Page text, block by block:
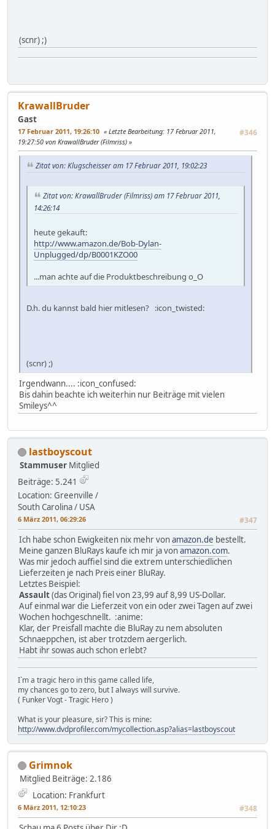
(scnr) ;)
KrawallBruder
Gast
17 Februar 2011, 19:26:10 #346
Letzte Bearbeitung: 17 Februar 2011,
19:27:50 von KrawallBruder (Filmriss)
Zitat von: Klugscheisser am 17 Februar 2011, 19:02:23
Zitat von: KrawallBruder (Filmriss) am 17 Februar 2011,
14:26:14
heute gekauft:
http://www.amazon.de/Bob-Dylan-
Unplugged/dp/B0001KZO00
...man achte auf die Produktbeschreibung o_O
D.h. du kannst bald hier mitlesen? :icon_twisted:
(scnr) ;)
Irgendwann.... :icon_confused:
Bis dahin beachte ich weiterhin nur Beiträge mit vielen
Smileys^^
lastboyscout
Stammuser Mitglied
Beiträge: 5.241
Location: Greenville /
South Carolina / USA
6 März 2011, 06:29:26 #347
Ich habe schon Ewigkeiten nix mehr vonamazon.de bestellt.
Meine ganzen BluRays kaufe ich mir ja vonamazon.com.
Was mir jedoch auffiel sind die extrem unterschiedlichen
Lieferzeiten je nach Preis einer BluRay.
Letztes Beispiel:
Assault(das Original) fiel von 23,99 auf 8,99 US-Dollar.
Auf einmal war die Lieferzeit von ein oder zwei Tagen auf zwei
Wochen hochgeschnellt. :anime:
Klar, der Preisfall machte die BluRay zu nem absoluten
Schnaeppchen, ist aber trotzdem aergerlich.
Habt ihr sowas auch schon erlebt?
I`m a tragic hero in this game called life,
my chances go to zero, but I always will survive.
( Funker Vogt - Tragic Hero )
What is your pleasure, sir? This is mine:
http://www.dvdprofiler.com/mycollection.asp?alias=lastboyscout
Grimnok
Mitglied Beiträge: 2.186
Location: Frankfurt
6 März 2011, 12:10:23 #348